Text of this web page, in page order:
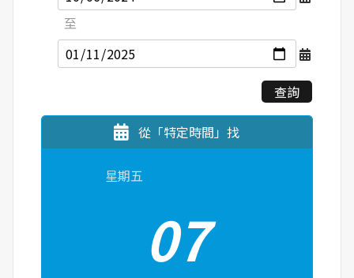
至
查詢
從「特定時間」找
星期五
07